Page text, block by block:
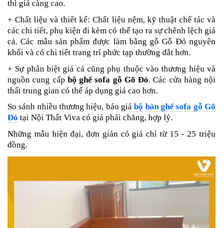
thì giá càng cao.
+ Chất liệu và thiết kế: Chất liệu nệm, kỹ thuật chế tác và
các chi tiết, phụ kiện đi kèm có thể tạo ra sự chênh lệch giá
cả. Các mẫu sản phẩm được làm bằng gỗ Gỗ Đỏ nguyên
khối và có chi tiết trang trí phức tạp thường đắt hơn.
+ Sự phân biệt giá cả cũng phụ thuộc vào thương hiệu và
nguồn cung cấp bộ ghế sofa gỗ Gõ Đỏ. Các cửa hàng nội
thất trung gian có thể áp dụng giá cao hơn.
So sánh nhiều thương hiệu, báo giábộ bàn ghế sofa gỗ Gõ
Đỏ tại Nội Thất Viva có giá phải chăng, hợp lý.
Những mẫu hiện đại, đơn giản có giá chỉ từ 15 - 25 triệu
đồng.